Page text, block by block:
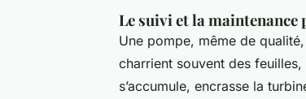
Le suivi et la maintenance
Une pompe, même de
charrient souvent des
s’accumule, encrasse la